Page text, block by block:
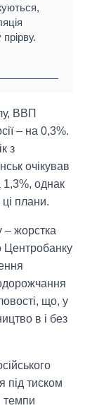
ВВП
– на 0,3%.
з
очікував
однак
плани.
– жорстка
Центробанку
що, у
в і без
під тиском
темпи